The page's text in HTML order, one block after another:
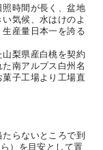
時間が長く、盆地
気候、水はけのよ
産量日本一を誇る
梨県産白桃を契約
南アルプス白州名
子工場より工場直
らないところで到
）を目安として置